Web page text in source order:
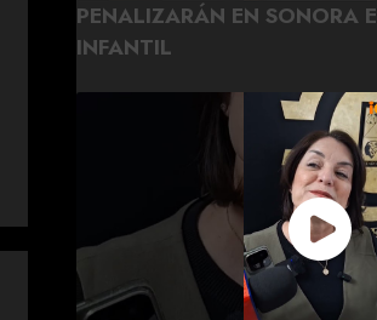
PENALIZARÁN EN SONORA
INFANTIL